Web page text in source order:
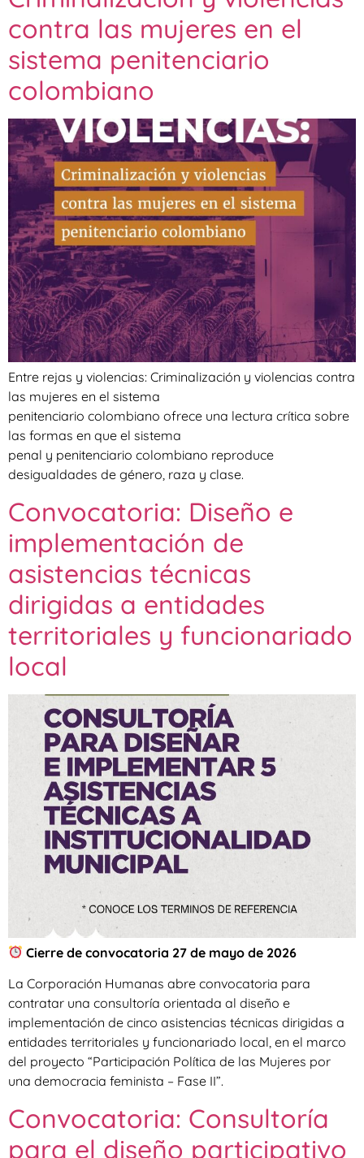
contra las mujeres en el
sistema penitenciario
colombiano
Entre rejas y violencias: Criminalización y violencias contra
las mujeres en el sistema
penitenciario colombiano ofrece una lectura crítica sobre
las formas en que el sistema
penal y penitenciario colombiano reproduce
desigualdades de género, raza y clase.
Convocatoria: Diseño e
implementación de
asistencias técnicas
dirigidas a entidades
territoriales y funcionariado
local
Cierre de convocatoria 27 de mayo de 2026
La Corporación Humanas abre convocatoria para
contratar una consultoría orientada al diseño e
implementación de cinco asistencias técnicas dirigidas a
entidades territoriales y funcionariado local, en el marco
del proyecto “Participación Política de las Mujeres por
una democracia feminista – Fase II”.
Convocatoria: Consultoría
para el diseño participativo